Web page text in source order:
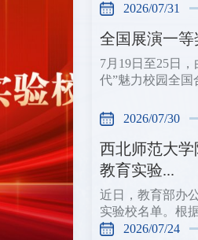
2026/07/31
全国展演一
7月19日至25日
代”魅力校园全国
2026/07/30
西北师范大
教育实验...
近日，教育部办
实验校名单。根
2026/07/24